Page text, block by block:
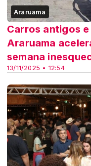
Araruama
13/11/2025 • 12:54
Carros antigos
Araruama
semana